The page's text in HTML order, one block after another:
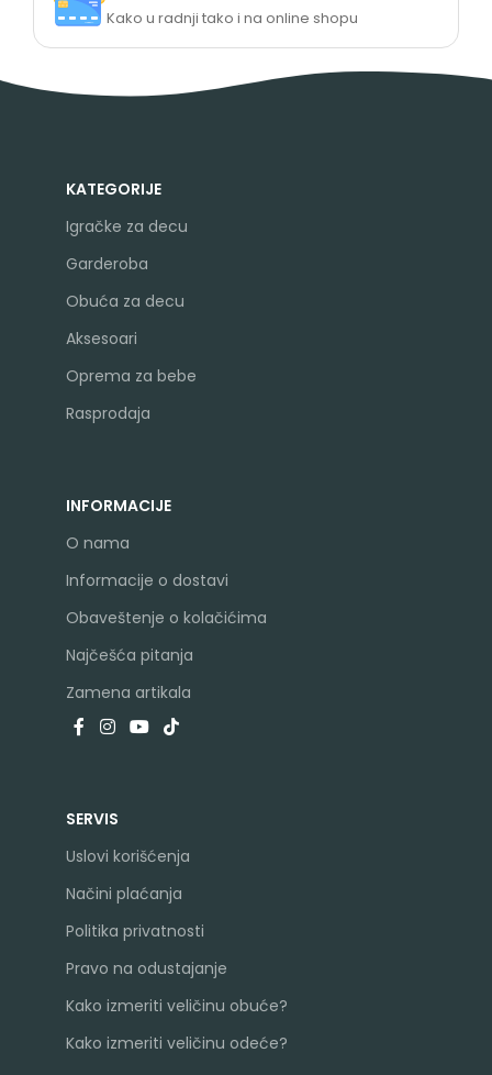
Kako u radnji tako i na online shopu
KATEGORIJE
Igračke za decu
Garderoba
Obuća za decu
Aksesoari
Oprema za bebe
Rasprodaja
INFORMACIJE
O nama
Informacije o dostavi
Obaveštenje o kolačićima
Najčešća pitanja
Zamena artikala
SERVIS
Uslovi korišćenja
Načini plaćanja
Politika privatnosti
Pravo na odustajanje
Kako izmeriti veličinu obuće?
Kako izmeriti veličinu odeće?